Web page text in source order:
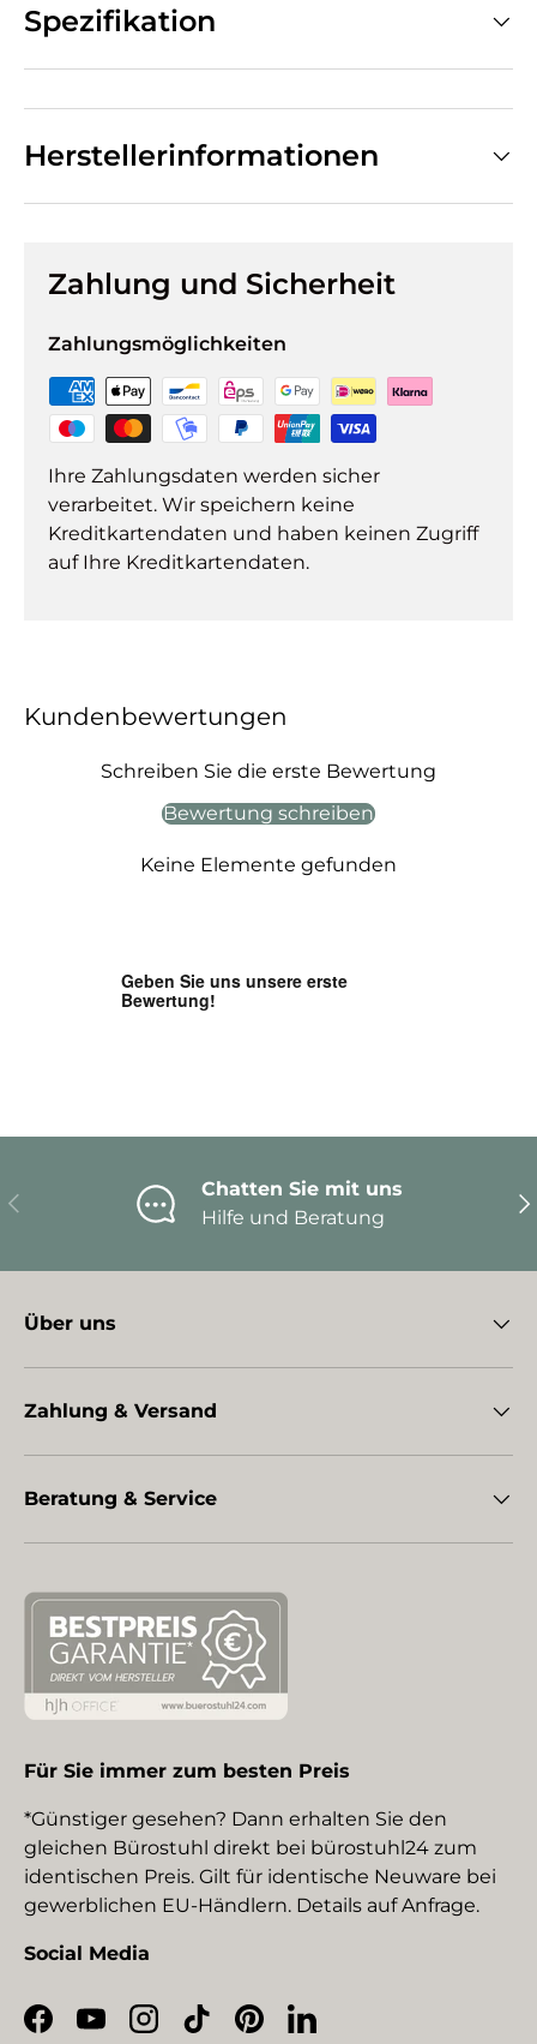
Spezifikation
Herstellerinformationen
Zahlung und Sicherheit
Zahlungsmöglichkeiten
Ihre Zahlungsdaten werden sicher
verarbeitet. Wir speichern keine
Kreditkartendaten und haben keinen Zugriff
auf Ihre Kreditkartendaten.
Kundenbewertungen
Schreiben Sie die erste Bewertung
Bewertung schreiben
Keine Elemente gefunden
Vorherige
Chatten Sie mit uns
Hilfe und Beratung
Über uns
Zahlung & Versand
Beratung & Service
Für Sie immer zum besten Preis
*Günstiger gesehen? Dann erhalten Sie den
gleichen Bürostuhl direkt bei bürostuhl24 zum
identischen Preis. Gilt für identische Neuware bei
gewerblichen EU-Händlern. Details auf Anfrage.
Social Media
Facebook
YouTubeInstagram
TikTokPinterestLinkedIn